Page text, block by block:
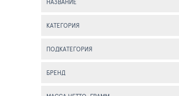
КАТЕГОРИЯ
ПОДКАТЕГОРИЯ
БРЕНД